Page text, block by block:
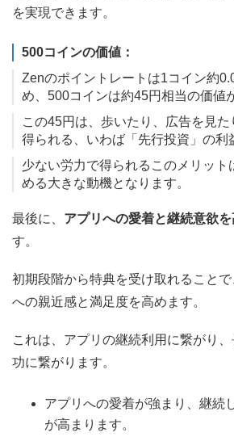
を実現できます。
500コインの価値：
Zenのポイントレートは1コイン約
め、500コインは約45円相当の価値
この45円は、歩いたり、広告を見
得られる、いわば「先行投資」の利
少ない労力で得られるこのメリット
める大きな動機となります。
最後に、 アプリへの愛着と継続意欲を
す。
初期段階から特典を受け取れること
への親近感と満足度を高めます。
これは、アプリの継続利用に繋がり
功に繋がります。
アプリへの愛着が強まり、継続
が高まります。